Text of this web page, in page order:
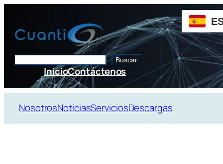
contenido
Buscar
Buscar
InicioContáctenos
NosotrosNoticiasServiciosDescargas